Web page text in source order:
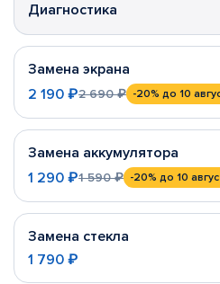
Диагностика
Замена экрана
2 190 ₽2 690 ₽ -20% до 10
Замена аккумулятора
1 290 ₽1 590 ₽ -20% до 10
Замена стекла
1 790 ₽